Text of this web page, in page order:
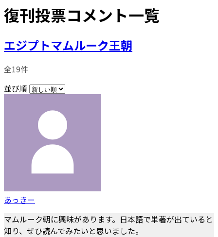
復刊投票コメント一覧
エジプトマムルーク王朝
全19件
並び順
あっきー
マムルーク朝に興味があります。日本語で単著が出ていると
知り、ぜひ読んでみたいと思いました。